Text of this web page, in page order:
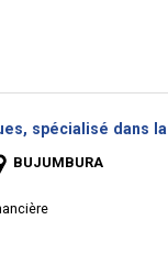
spécialisé dans
BUJUMBURA